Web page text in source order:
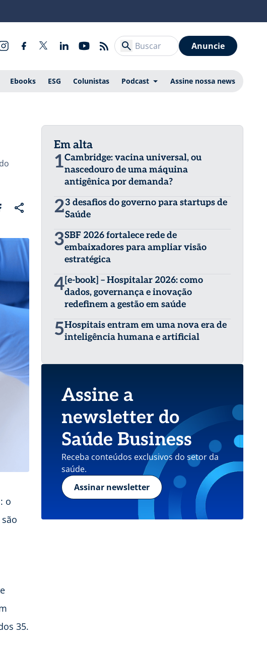
Anuncie
Ebooks ESG Colunistas Podcast Assine nossa news
o
35.
Em alta
1Cambridge: vacina universal, ou
nascedouro de uma máquina
antigênica por demanda?
23 desafios do governo para startups de
Saúde
3SBF 2026 fortalece rede de
embaixadores para ampliar visão
estratégica
4[e-book] – Hospitalar 2026: como
dados, governança e inovação
redefinem a gestão em saúde
5Hospitais entram em uma nova era de
inteligência humana e artificial
Assine a
newsletter do
Saúde Business
Receba conteúdos exclusivos do setor da
saúde.
Assinar newsletter